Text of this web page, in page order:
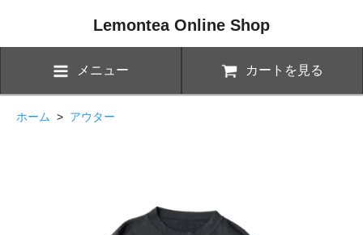
Lemontea Online Shop
メニュー カートを見る
ホーム > アウター